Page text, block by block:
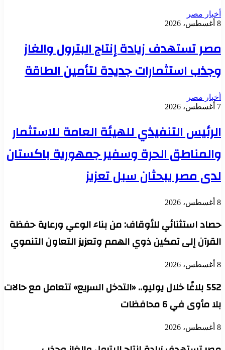
أخبار مصر
8 أغسطس، 2026
مصر تستهدف زيادة إنتاج البترول والغاز
وجذب استثمارات جديدة لتأمين الطاقة
أخبار مصر
7 أغسطس، 2026
الرئيس التنفيذي للهيئة العامة للاستثمار
والمناطق الحرة وسفير جمهورية باكستان
لدى مصر يبحثان سبل تعزيز
8 أغسطس، 2026
حصاد استثنائي للأوقاف: من بناء الوعي ورعاية حفظة
القرآن إلى تمكين ذوي الهمم وتعزيز التعاون التنموي
8 أغسطس، 2026
552 بلاغًا خلال يوليو.. «التدخل السريع» تتعامل مع حالات
بلا مأوى في 6 محافظات
8 أغسطس، 2026